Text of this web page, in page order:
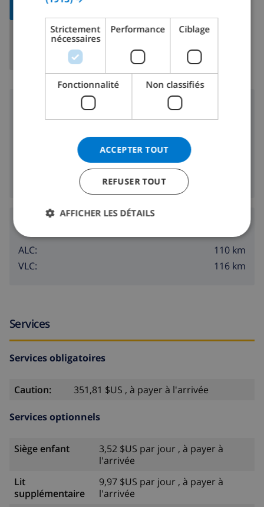
CARTE
ALC:
110 km
VLC:
116 km
Services
Services obligatoires
Caution: 351,81 $US , à payer à l'arrivée
Services optionnels
Siège enfant
3,52 $US par jour , à payer à
l'arrivée
Lit
supplémentaire
9,97 $US par jour , à payer à
l'arrivée
DANISH
Strictement
nécessaires
Performance Ciblage
Fonctionnalité Non classifiés
ACCEPTER TOUT
REFUSER TOUT
AFFICHER LES DÉTAILS